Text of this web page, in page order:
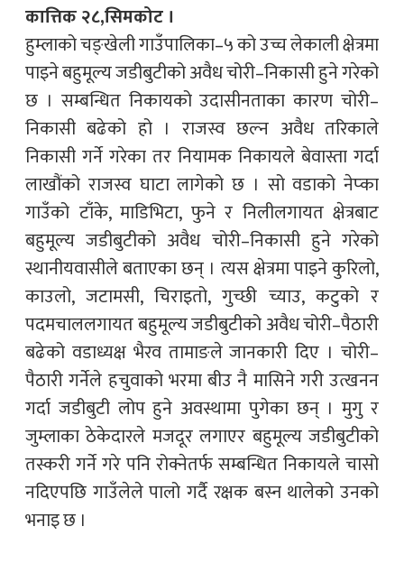
कात्तिक २८,सिमकोट ।
हुम्लाको चङ्खेली गाउँपालिका–५ को उच्च लेकाली क्षेत्रमा
पाइने बहुमूल्य जडीबुटीको अवैध चोरी–निकासी हुने गरेको
छ । सम्बन्धित निकायको उदासीनताका कारण चोरी–
निकासी बढेको हो । राजस्व छल्न अवैध तरिकाले
निकासी गर्ने गरेका तर नियामक निकायले बेवास्ता गर्दा
लाखौंको राजस्व घाटा लागेको छ । सो वडाको नेप्का
गाउँको टाँके, माडिभिटा, फुने र निलीलगायत क्षेत्रबाट
बहुमूल्य जडीबुटीको अवैध चोरी–निकासी हुने गरेको
स्थानीयवासीले बताएका छन् । त्यस क्षेत्रमा पाइने कुरिलो,
काउलो, जटामसी, चिराइतो, गुच्छी च्याउ, कटुको र
पदमचाललगायत बहुमूल्य जडीबुटीको अवैध चोरी–पैठारी
बढेको वडाध्यक्ष भैरव तामाङले जानकारी दिए । चोरी–
पैठारी गर्नेले हचुवाको भरमा बीउ नै मासिने गरी उत्खनन
गर्दा जडीबुटी लोप हुने अवस्थामा पुगेका छन् । मुगु र
जुम्लाका ठेकेदारले मजदूर लगाएर बहुमूल्य जडीबुटीको
तस्करी गर्ने गरे पनि रोक्नेतर्फ सम्बन्धित निकायले चासो
नदिएपछि गाउँलेले पालो गर्दै रक्षक बस्न थालेको उनको
भनाइ छ ।